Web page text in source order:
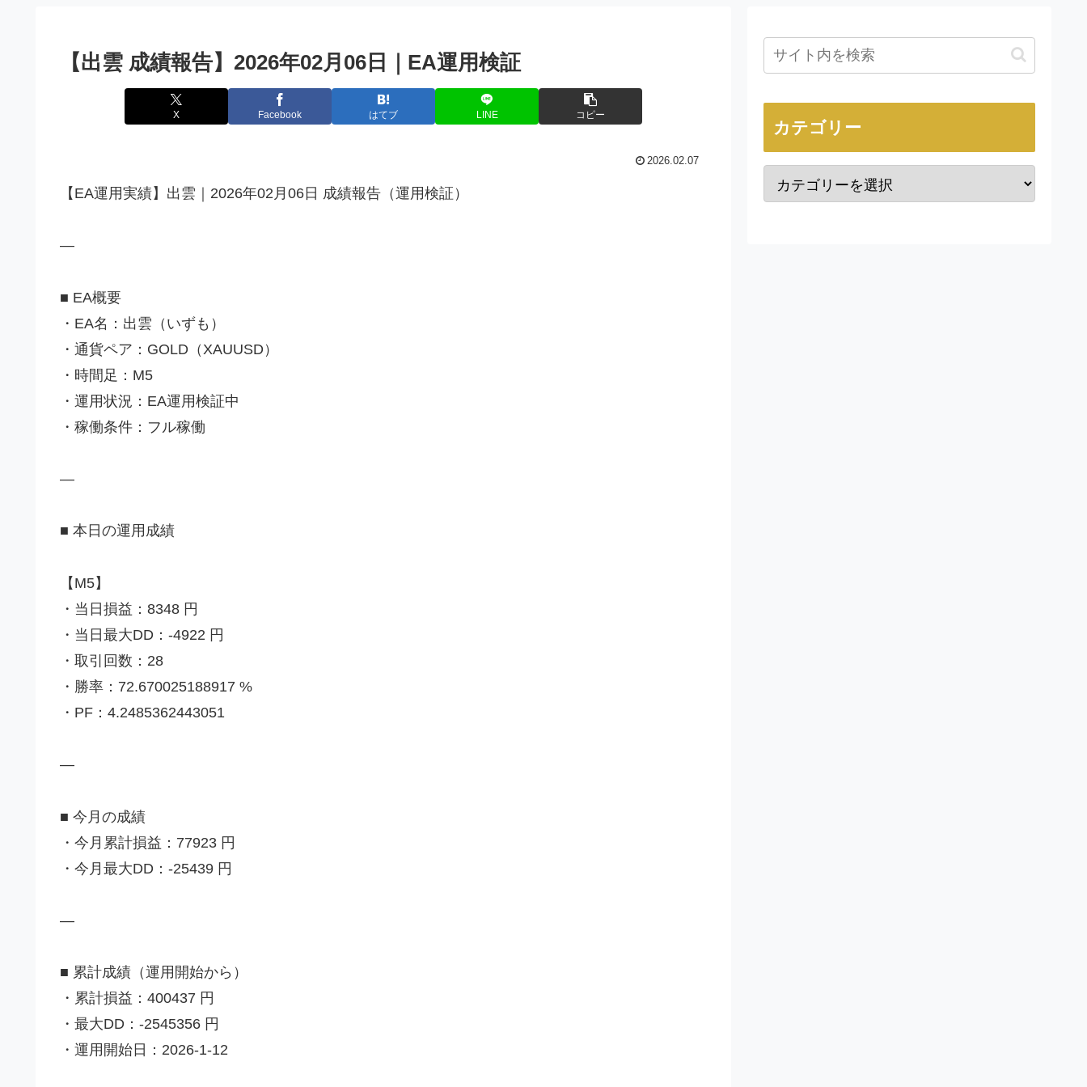
【出雲 成績報告】2026年02月06日｜EA運用検証
X Facebook はてブ LINE コピー
2026.02.07
【EA運用実績】出雲｜2026年02月06日 成績報告（運用検証）
—
■ EA概要
・EA名：出雲（いずも）
・通貨ペア：GOLD（XAUUSD）
・時間足：M5
・運用状況：EA運用検証中
・稼働条件：フル稼働
—
■ 本日の運用成績
【M5】
・当日損益：8348 円
・当日最大DD：-4922 円
・取引回数：28
・勝率：72.670025188917 %
・PF：4.2485362443051
—
■ 今月の成績
・今月累計損益：77923 円
・今月最大DD：-25439 円
—
■ 累計成績（運用開始から）
・累計損益：400437 円
・最大DD：-2545356 円
・運用開始日：2026-1-12
カテゴリー